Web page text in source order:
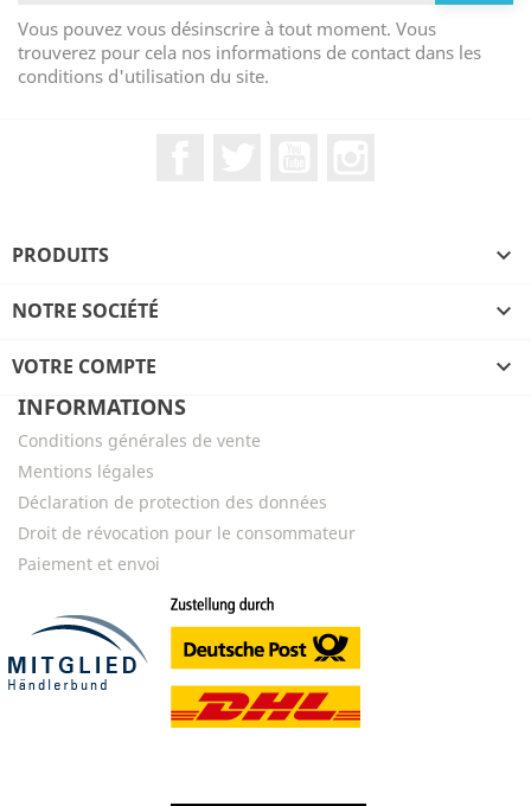
Vous pouvez vous désinscrire à tout moment. Vous
trouverez pour cela nos informations de contact dans les
conditions d'utilisation du site.
PRODUITS 
NOTRE SOCIÉTÉ 
VOTRE COMPTE

INFORMATIONS
Conditions générales de vente
Mentions légales
Déclaration de protection des données
Droit de révocation pour le consommateur
Paiement et envoi